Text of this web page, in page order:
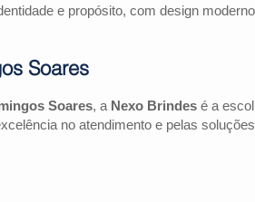
e propósito, com design
Soares, a Nexo Brindes é a
no atendimento e pelas
Soares